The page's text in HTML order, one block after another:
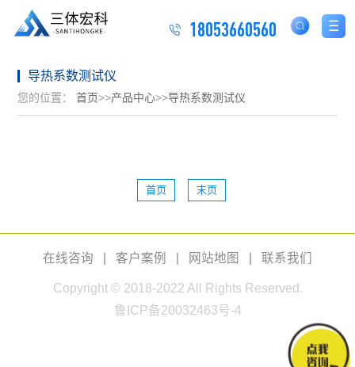
18053660560
导热系数测试仪
您的位置： 首页>>产品中心>>导热系数测试仪
首页 末页
在线咨询 客户案例 网站地图 联系我们
Copyright © 2018-2022 All Rights Reserved.
鲁ICP备20032463号-4